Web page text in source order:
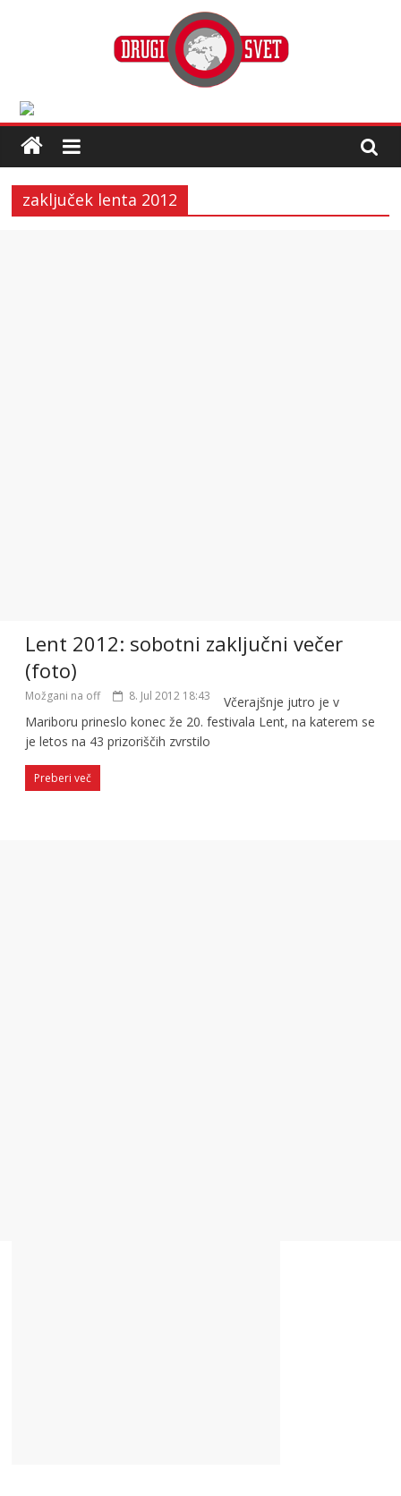
zaključek lenta 2012
Lent 2012: sobotni zaključni večer
(foto)
Možgani na off 8. Jul 2012 18:43
Včerajšnje jutro je v
Mariboru prineslo konec že 20. festivala Lent, na katerem se
je letos na 43 prizoriščih zvrstilo
Preberi več